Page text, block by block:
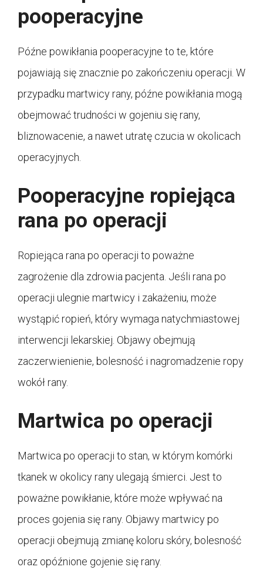
pooperacyjne
Późne powikłania pooperacyjne to te, które
pojawiają się znacznie po zakończeniu operacji. W
przypadku martwicy rany, późne powikłania mogą
obejmować trudności w gojeniu się rany,
bliznowacenie, a nawet utratę czucia w okolicach
operacyjnych.
Pooperacyjne ropiejąca
rana po operacji
Ropiejąca rana po operacji to poważne
zagrożenie dla zdrowia pacjenta. Jeśli rana po
operacji ulegnie martwicy i zakażeniu, może
wystąpić ropień, który wymaga natychmiastowej
interwencji lekarskiej. Objawy obejmują
zaczerwienienie, bolesność i nagromadzenie ropy
wokół rany.
Martwica po operacji
Martwica po operacji to stan, w którym komórki
tkanek w okolicy rany ulegają śmierci. Jest to
poważne powikłanie, które może wpływać na
proces gojenia się rany. Objawy martwicy po
operacji obejmują zmianę koloru skóry, bolesność
oraz opóźnione gojenie się rany.